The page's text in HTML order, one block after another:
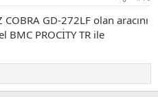
GD-272LF olan aracını
BMC PROCİTY TR ile